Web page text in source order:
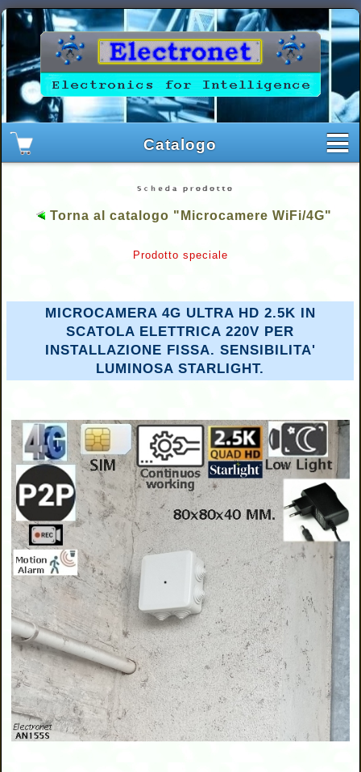
Torna al catalogo "Microcamere WiFi/4G"
Prodotto speciale
MICROCAMERA 4G ULTRA HD 2.5K IN
SCATOLA ELETTRICA 220V PER
INSTALLAZIONE FISSA. SENSIBILITA'
LUMINOSA STARLIGHT.